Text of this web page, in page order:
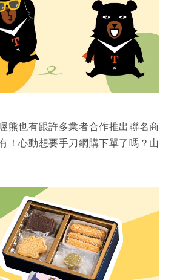
熊也有跟許多業者合作推出聯名商
！心動想要手刀網購下單了嗎？山